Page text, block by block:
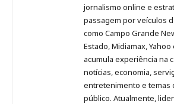
Pinterest
LinkedIn
jornalismo online e
passagem por veículos
como Campo Grande
Estado, Midiamax,
acumula experiência na
notícias, economia,
entretenimento e temas
público. Atualmente,